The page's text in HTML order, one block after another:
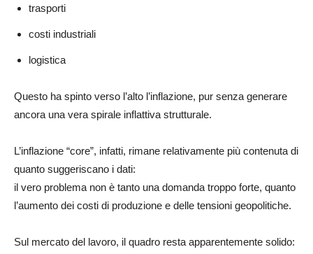
trasporti
costi industriali
logistica
Questo ha spinto verso l’alto l’inflazione, pur senza generare
ancora una vera spirale inflattiva strutturale.
L’inflazione “core”, infatti, rimane relativamente più contenuta di
quanto suggeriscano i dati:
il vero problema non è tanto una domanda troppo forte, quanto
l’aumento dei costi di produzione e delle tensioni geopolitiche.
Sul mercato del lavoro, il quadro resta apparentemente solido: